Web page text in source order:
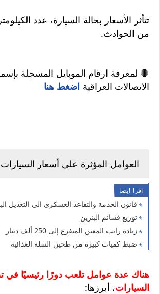
تتأثر الأسعار بحالة السيارة، عدد
من الحوادث.
🛑 لمعرفة ارقام الموبايل المسجلة
الاتصالات العراقية اضغط هنا
العوامل المؤثرة على أسعار
اقرا ايضا
قانون الخدمة والتقاعد العسكري الى التعديل
توزيع قسائم البنزين
زيادة راتب المعين المتفرغ إلى 250 ألف دينار
ضبط كميات كبيرة من طحين السلة الغذائية
هناك عدة عوامل تلعب دورًا رئيسيًا في
السيارات، أبرزها: